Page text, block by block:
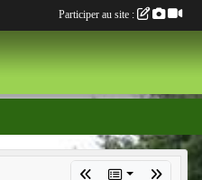
Participer au site :